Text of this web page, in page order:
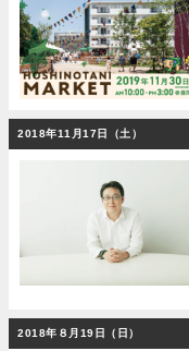
2018年11月17日（土）
2018年８月19日（日）